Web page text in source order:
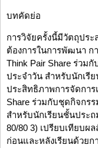
บทคัดย่อ
การวิจัยครั้งนี้มีวัตถุปร
ต้องการในการพัฒนา ก
Think Pair Share ร่วม
ประจำวัน สำหรับนักเรี
ประสิทธิภาพการจัดกา
Share ร่วมกับชุดกิจกร
สำหรับนักเรียนชั้นประ
80/80 3) เปรียบเทียบผ
ก่อนและหลังเรียนด้วย